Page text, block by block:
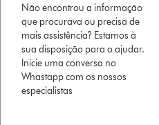
Não encontrou a informação
que procurava ou precisa de
mais assistência? Estamos à
sua disposição para o ajudar.
Inicie uma conversa no
Whastapp com os nossos
especialistas